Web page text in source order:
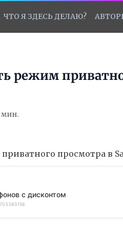
ЧТО Я ЗДЕСЬ ДЕЛАЮ?
режим
мин.
с дисконтом